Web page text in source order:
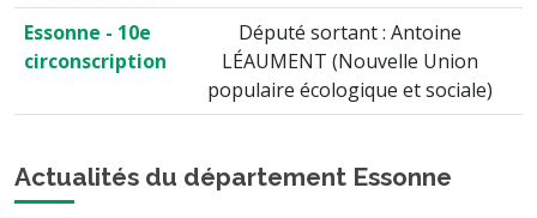
Essonne - 10e
circonscription
Député sortant : Antoine
LÉAUMENT (Nouvelle Union
populaire écologique et sociale)
Actualités du département Essonne